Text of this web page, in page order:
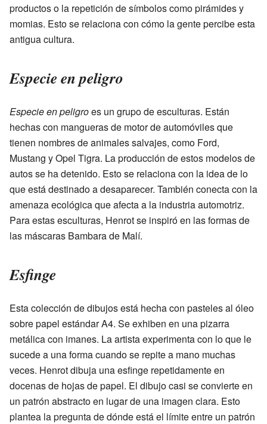
productos o la repetición de símbolos como pirámides y
momias. Esto se relaciona con cómo la gente percibe esta
antigua cultura.
Especie en peligro
Especie en peligroes un grupo de esculturas. Están
hechas con mangueras de motor de automóviles que
tienen nombres de animales salvajes, como Ford,
Mustang y Opel Tigra. La producción de estos modelos de
autos se ha detenido. Esto se relaciona con la idea de lo
que está destinado a desaparecer. También conecta con la
amenaza ecológica que afecta a la industria automotriz.
Para estas esculturas, Henrot se inspiró en las formas de
las máscaras Bambara de Malí.
Esfinge
Esta colección de dibujos está hecha con pasteles al óleo
sobre papel estándar A4. Se exhiben en una pizarra
metálica con imanes. La artista experimenta con lo que le
sucede a una forma cuando se repite a mano muchas
veces. Henrot dibuja una esfinge repetidamente en
docenas de hojas de papel. El dibujo casi se convierte en
un patrón abstracto en lugar de una imagen clara. Esto
plantea la pregunta de dónde está el límite entre un patrón